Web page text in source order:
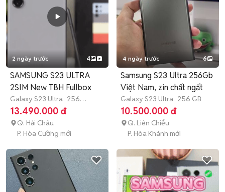
2 ngày trước 4
SAMSUNG S23 ULTRA
2SIM New TBH Fullbox
Galaxy S23 Ultra 256
GB Còn bảo hành
13.490.000 đ
Q. Hải Châu
P. Hòa Cường mới
4 ngày trước 6
Samsung S23 Ultra 256Gb
Việt Nam, zin chất ngất
Galaxy S23 Ultra 256 GB
10.500.000 đ
Q. Liên Chiểu
P. Hòa Khánh mới